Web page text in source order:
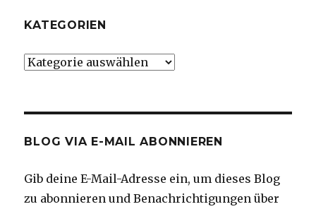
KATEGORIEN
Kategorien
BLOG VIA E-MAIL ABONNIEREN
Gib deine E-Mail-Adresse ein, um dieses Blog
zu abonnieren und Benachrichtigungen über